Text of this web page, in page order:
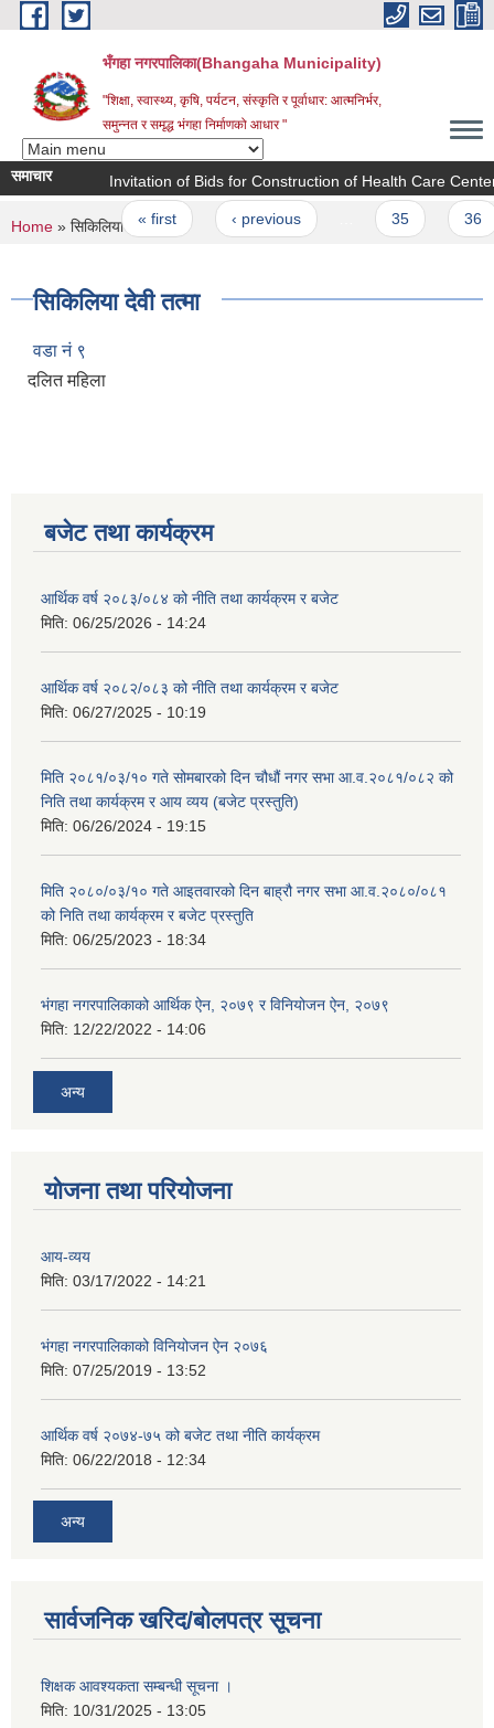
Skip to main content
भँगहा नगरपालिका(Bhangaha Municipality)
"शिक्षा, स्वास्थ्य, कृषि, पर्यटन, संस्कृति र पूर्वाधार: आत्मनिर्भर,
समुन्नत र समृद्ध भंगहा निर्माणको आधार "
समाचार Invitation of Bids for Construction of Health Care Center
Pages
« first ‹ previous
You are here
Home » सिकिलिया देवी तत्मा
सिकिलिया देवी तत्मा
वडा नं ९
दलित महिला
बजेट तथा कार्यक्रम
आर्थिक वर्ष २०८३/०८४ को नीति तथा कार्यक्रम र बजेट
मिति: 06/25/2026 - 14:24
आर्थिक वर्ष २०८२/०८३ को नीति तथा कार्यक्रम र बजेट
मिति: 06/27/2025 - 10:19
मिति २०८१/०३/१० गते सोमबारको दिन चौधौं नगर सभा आ.व.२०८१/०८२ को
निति तथा कार्यक्रम र आय व्यय (बजेट प्रस्तुति)
मिति: 06/26/2024 - 19:15
मिति २०८०/०३/१० गते आइतवारको दिन बाह्रौ नगर सभा आ.व.२०८०/०८१
को निति तथा कार्यक्रम र बजेट प्रस्तुति
मिति: 06/25/2023 - 18:34
भंगहा नगरपालिकाको आर्थिक ऐन, २०७९ र विनियोजन ऐन, २०७९
मिति: 12/22/2022 - 14:06
अन्य
योजना तथा परियोजना
आय-व्यय
मिति: 03/17/2022 - 14:21
भंगहा नगरपालिकाको विनियोजन ऐन २०७६
मिति: 07/25/2019 - 13:52
आर्थिक वर्ष २०७४-७५ को बजेट तथा नीति कार्यक्रम
मिति: 06/22/2018 - 12:34
अन्य
सार्वजनिक खरिद/बोलपत्र सूचना
शिक्षक आवश्यकता सम्बन्धी सूचना ।
मिति: 10/31/2025 - 13:05